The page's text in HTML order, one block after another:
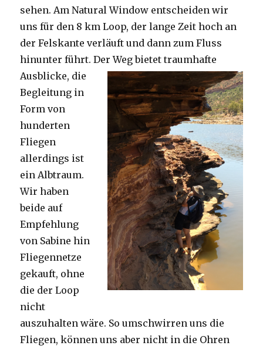
sehen. Am Natural Window entscheiden wir
uns für den 8 km Loop, der lange Zeit hoch an
der Felskante verläuft und dann zum Fluss
hinunter führt. Der Weg bietet traumhafte
Ausblicke, die
Begleitung in
Form von
hunderten
Fliegen
allerdings ist
ein Albtraum.
Wir haben
beide auf
Empfehlung
von Sabine hin
Fliegennetze
gekauft, ohne
die der Loop
nicht
auszuhalten wäre. So umschwirren uns die
Fliegen, können uns aber nicht in die Ohren